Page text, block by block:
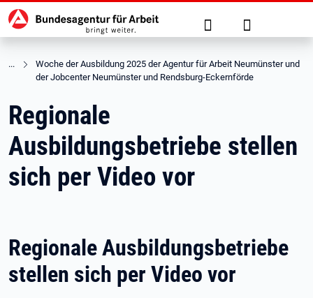
zu den Hauptinhalten springen
Hauptnavigation Suche Anmelden
Woche der Ausbildung 2025 der Agentur für Arbeit Neumünster und
der Jobcenter Neumünster und Rendsburg-Eckernförde
Regionale
Ausbildungsbetriebe stellen
sich per Video vor
Regionale Ausbildungsbetriebe
stellen sich per Video vor